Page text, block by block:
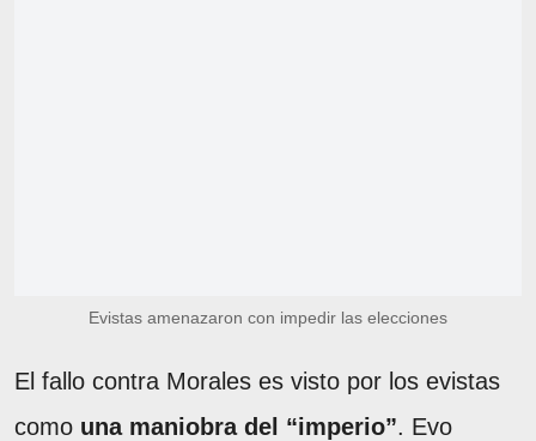
Evistas amenazaron con impedir las elecciones
El fallo contra Morales es visto por los evistas
como una maniobra del “imperio”. Evo